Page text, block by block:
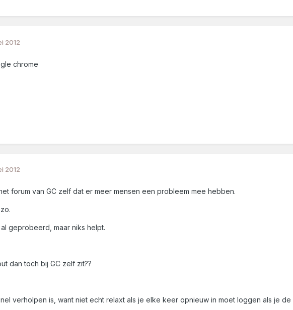
2012
chrome
2012
forum van GC zelf dat er meer mensen een probleem mee hebben.
geprobeerd, maar niks helpt.
dan toch bij GC zelf zit??
verholpen is, want niet echt relaxt als je elke keer opnieuw in moet loggen als je